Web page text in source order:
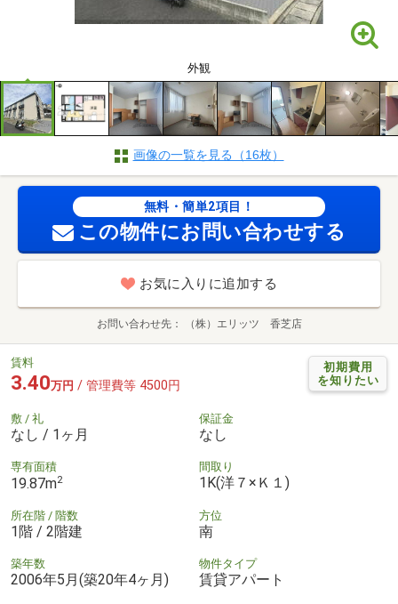
外観
画像の一覧を見る（16枚）
無料・簡単2項目！
この物件にお問い合わせする
お気に入りに追加する
お問い合わせ先 （株）エリッツ 香芝店
初期費用
を知りたい
賃料
3.40万円 / 管理費等 4500円
敷 / 礼
なし / 1ヶ月
保証金
なし
専有面積
19.87m2
間取り
1K(洋７×Ｋ１)
所在階 / 階数
1階 / 2階建
方位
南
築年数
2006年5月(築20年4ヶ月)
物件タイプ
賃貸アパート